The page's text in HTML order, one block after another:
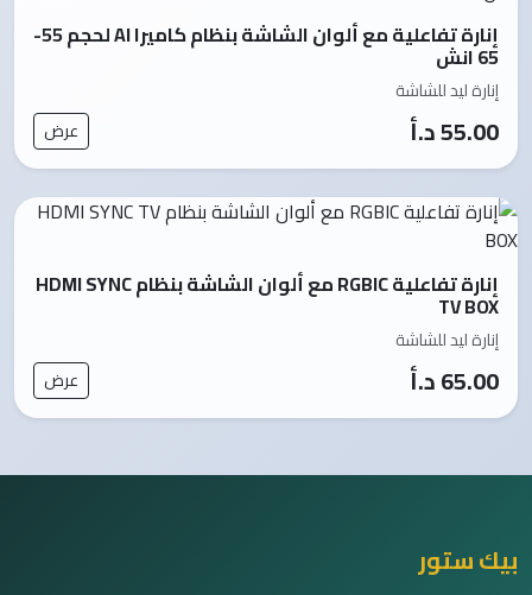
إنارة تفاعلية مع ألوان الشاشة بنظام كاميرا AI لحجم 55-
65 انش
إنارة ليد للشاشة
55.00 د.أ عرض
إنارة تفاعلية RGBIC مع ألوان الشاشة بنظام HDMI SYNC
TV BOX
إنارة ليد للشاشة
65.00 د.أ عرض
بيك ستور